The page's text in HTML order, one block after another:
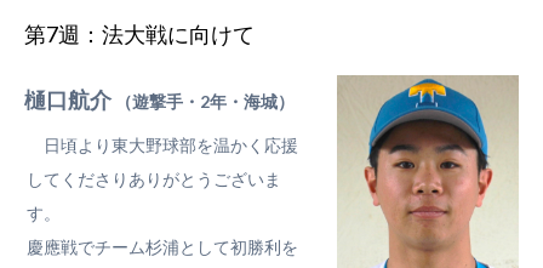
第7週：法大戦に向けて
樋口航介 （遊撃手・2年・海城）
日頃より東大野球部を温かく応援
してくださりありがとうございま
す。
慶應戦でチーム杉浦として初勝利を